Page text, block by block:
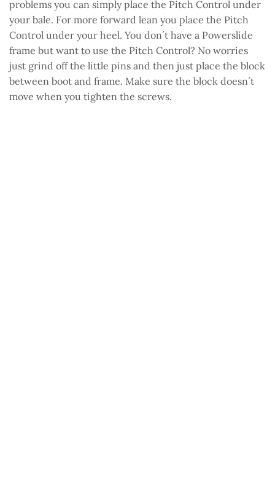
problems you can simply place the Pitch Control under
your bale. For more forward lean you place the Pitch
Control under your heel. You don´t have a Powerslide
frame but want to use the Pitch Control? No worries
just grind off the little pins and then just place the block
between boot and frame. Make sure the block doesn´t
move when you tighten the screws.